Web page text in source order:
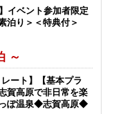
～
ーター】チケット付
ｍから志賀高原を
の動く歩道」
～
イベント参加者限定
泊り＞＜特典付＞
～
レート】【基本プラ
賀高原で非日常を楽
ぽ温泉◆志賀高原◆